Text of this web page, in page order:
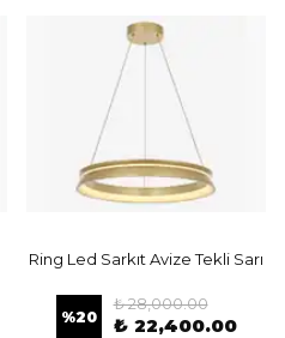
Ring Led Sarkıt Avize Tekli Sarı
%20
₺ 28,000.00
₺ 22,400.00